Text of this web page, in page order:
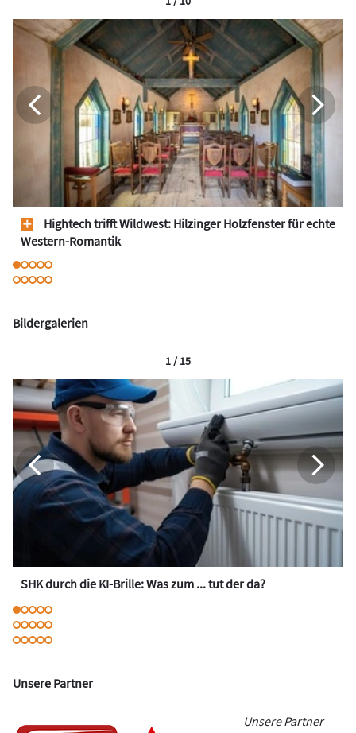
Hightech trifft Wildwest: Hilzinger Holzfenster für echte
Western-Romantik
Bildergalerien
SHK durch die KI-Brille: Was zum ... tut der da?
1 / 15
Unsere Partner
Unsere Partner